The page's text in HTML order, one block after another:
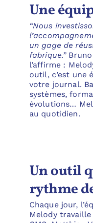
Une
“Nous
un gage de
fabrique.”Bruno
l’affirme :
outil, c’est une
votre journal.
systèmes,
évolutions…
au quotidien.
Un outil
rythme
Chaque jour,
Melody